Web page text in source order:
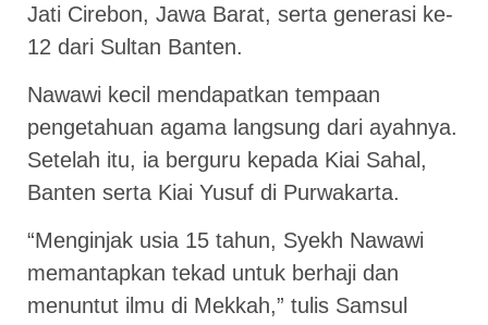
Jati Cirebon, Jawa Barat, serta generasi ke-
12 dari Sultan Banten.
Nawawi kecil mendapatkan tempaan
pengetahuan agama langsung dari ayahnya.
Setelah itu, ia berguru kepada Kiai Sahal,
Banten serta Kiai Yusuf di Purwakarta.
“Menginjak usia 15 tahun, Syekh Nawawi
memantapkan tekad untuk berhaji dan
menuntut ilmu di Mekkah,” tulis Samsul